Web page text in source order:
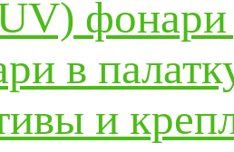
фонари
в
и